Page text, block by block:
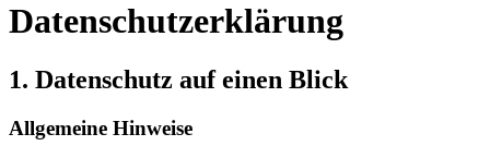
Datenschutz­erklärung
1. Datenschutz auf einen Blick
Allgemeine Hinweise